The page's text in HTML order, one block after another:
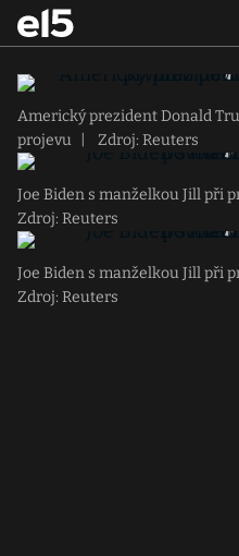
Americký prezident Donald
projevu
Zdroj: Reuters
Joe Biden s manželkou Jill při
Zdroj: Reuters
Joe Biden s manželkou Jill při
Zdroj: Reuters